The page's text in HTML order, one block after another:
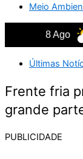
Meio
8 Ago
Últimas
Frente fria
grande
PUBLICIDADE